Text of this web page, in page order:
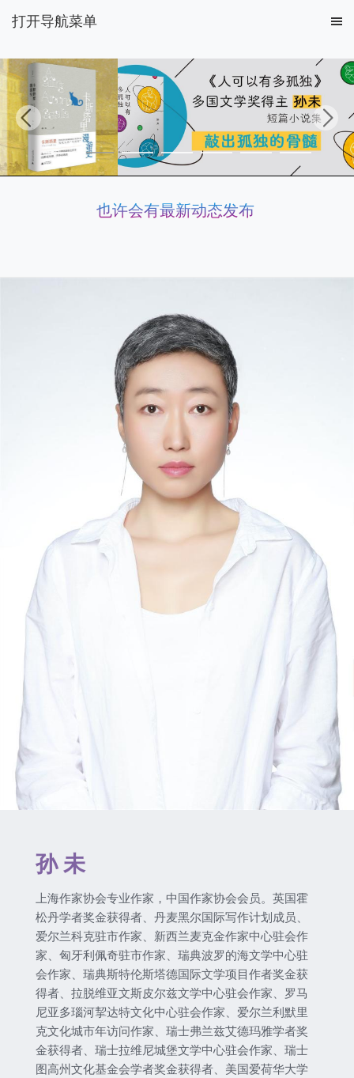
打开导航菜单
也许会有最新动态发布
孙 未
上海作家协会专业作家，中国作家协会会员。英国霍
松丹学者奖金获得者、丹麦黑尔国际写作计划成员、
爱尔兰科克驻市作家、新西兰麦克金作家中心驻会作
家、匈牙利佩奇驻市作家、瑞典波罗的海文学中心驻
会作家、瑞典斯特伦斯塔德国际文学项目作者奖金获
得者、拉脱维亚文斯皮尔兹文学中心驻会作家、罗马
尼亚多瑙河挈达特文化中心驻会作家、爱尔兰利默里
克文化城市年访问作家、瑞士弗兰兹艾德玛雅学者奖
金获得者、瑞士拉维尼城堡文学中心驻会作家、瑞士
图高州文化基金会学者奖金获得者、美国爱荷华大学